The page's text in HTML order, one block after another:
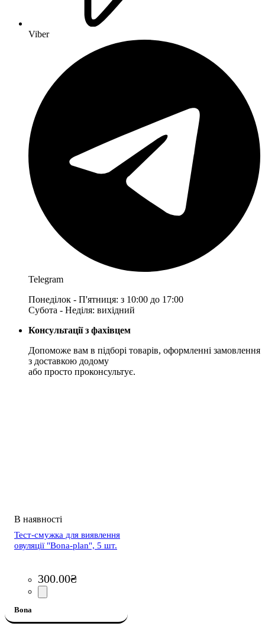
Viber
Telegram
Понеділок - П'ятниця: з 10:00 до 17:00
Субота - Неділя: вихідний
Консультації з фахівцем
Допоможе вам в підборі товарів, оформленні замовлення
з доставкою додому
або просто проконсультує.
Тест-смужка для виявлення
овуляції "Bona-plan", 5 шт.
300.00₴
Bona